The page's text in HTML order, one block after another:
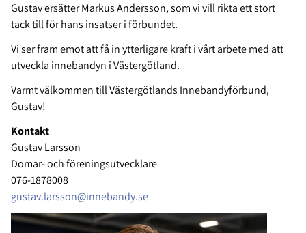
Gustav ersätter Markus Andersson, som vi vill rikta ett stort
tack till för hans insatser i förbundet.
Vi ser fram emot att få in ytterligare kraft i vårt arbete med att
utveckla innebandyn i Västergötland.
Varmt välkommen till Västergötlands Innebandyförbund,
Gustav!
Kontakt
Gustav Larsson
Domar- och föreningsutvecklare
076-1878008
gustav.larsson@innebandy.se